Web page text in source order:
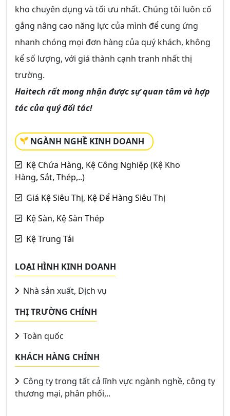
kho chuyên dụng và tối ưu nhất. Chúng tôi luôn cố
gắng nâng cao năng lực của mình để cung ứng
nhanh chóng mọi đơn hàng của quý khách, không
kể số lượng, với giá thành cạnh tranh nhất thị
trường.
Haitech rất mong nhận được sự quan tâm và hợp
tác của quý đối tác!
NGÀNH NGHỀ KINH DOANH
Kệ Chứa Hàng, Kệ Công Nghiệp (Kệ Kho
Hàng, Sắt, Thép,..)
Giá Kệ Siêu Thị, Kệ Để Hàng Siêu Thị
Kệ Sàn, Kệ Sàn Thép
Kệ Trung Tải
LOẠI HÌNH KINH DOANH
Nhà sản xuất, Dịch vụ
THỊ TRƯỜNG CHÍNH
Toàn quốc
KHÁCH HÀNG CHÍNH
Công ty trong tất cả lĩnh vực ngành nghề, công ty
thương mại, phân phối,..